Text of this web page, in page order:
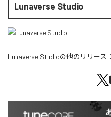
Lunaverse Studio
Lunaverse Studioの他のリリース：